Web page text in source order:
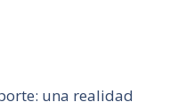
una realidad